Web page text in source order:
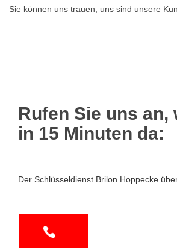
Sie können uns trauen, uns sind unsere
Rufen Sie uns an,
in 15 Minuten da:
Der Schlüsseldienst Brilon Hoppecke